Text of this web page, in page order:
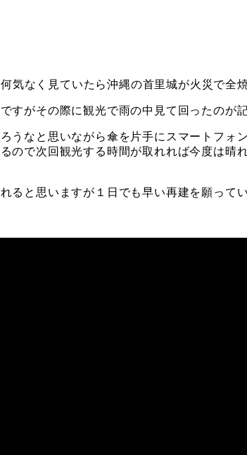
気なく見ていたら沖縄の首里城が火災で全
すがその際に観光で雨の中見て回ったのが
うなと思いながら傘を片手にスマートフォ
ので次回観光する時間が取れれば今度は
ると思いますが１日でも早い再建を願ってい